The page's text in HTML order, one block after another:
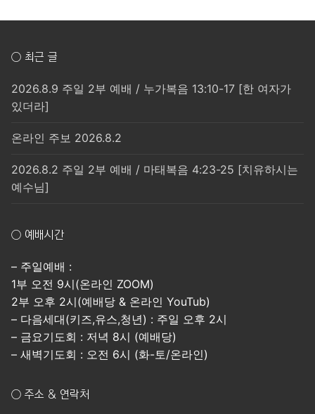
○ 최근 글
2026.8.9 주일 2부 예배 / 누가복음 13:10-17 [한 여자가
있더라]
온라인 주보 2026.8.2
2026.8.2 주일 2부 예배 / 마태복음 4:23-25 [치유하시는
예수님]
○ 예배시간
– 주일예배 :
1부 오전 9시(온라인 ZOOM)
2부 오후 2시(예배당 & 온라인 YouTub)
– 다음세대(키즈,유스,청년) : 주일 오후 2시
– 금요기도회 : 저녁 8시 (예배당)
– 새벽기도회 : 오전 6시 (화-토/온라인)
○ 주소 & 연락처